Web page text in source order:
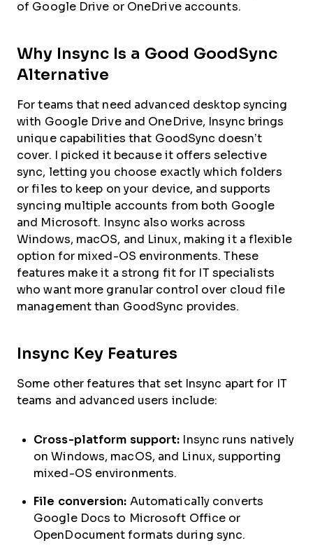
of Google Drive or OneDrive accounts.
Why Insync Is a Good GoodSync
Alternative
For teams that need advanced desktop syncing
with Google Drive and OneDrive, Insync brings
unique capabilities that GoodSync doesn’t
cover. I picked it because it offers selective
sync, letting you choose exactly which folders
or files to keep on your device, and supports
syncing multiple accounts from both Google
and Microsoft. Insync also works across
Windows, macOS, and Linux, making it a flexible
option for mixed-OS environments. These
features make it a strong fit for IT specialists
who want more granular control over cloud file
management than GoodSync provides.
Insync Key Features
Some other features that set Insync apart for IT
teams and advanced users include:
Cross-platform support: Insync runs natively
on Windows, macOS, and Linux, supporting
mixed-OS environments.
File conversion: Automatically converts
Google Docs to Microsoft Office or
OpenDocument formats during sync.